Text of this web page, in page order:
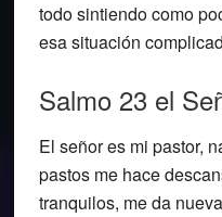
todo sintiendo como
esa situación
Salmo 23 el
El señor es mi pastor,
pastos me hace
tranquilos, me da